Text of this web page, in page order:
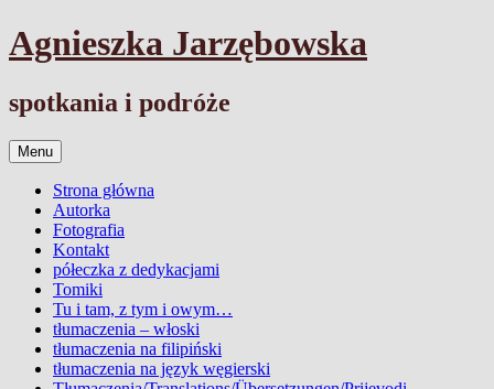
Przejdź
do
Agnieszka Jarzębowska
spotkania i podróże
Menu
Strona główna
Autorka
Fotografia
Kontakt
półeczka z dedykacjami
Tomiki
Tu i tam, z tym i owym…
tłumaczenia – włoski
tłumaczenia na filipiński
tłumaczenia na język węgierski